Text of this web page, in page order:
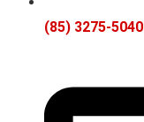
(85) 3275-5040